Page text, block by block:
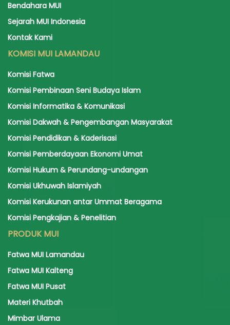
Bendahara MUI
Sejarah MUI Indonesia
Kontak Kami
KOMISI MUI LAMANDAU
Komisi Fatwa
Komisi Pembinaan Seni Budaya Islam
Komisi Informatika & Komunikasi
Komisi Dakwah & Pengembangan Masyarakat
Komisi Pendidikan & Kaderisasi
Komisi Pemberdayaan Ekonomi Umat
Komisi Hukum & Perundang-undangan
Komisi Ukhuwah Islamiyah
Komisi Kerukunan antar Ummat Beragama
Komisi Pengkajian & Penelitian
PRODUK MUI
Fatwa MUI Lamandau
Fatwa MUI Kalteng
Fatwa MUI Pusat
Materi Khutbah
Mimbar Ulama